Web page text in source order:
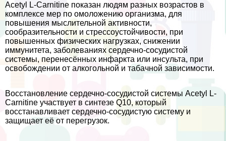
Acetyl L-Carnitine показан людям разных возрастов в
комплексе мер по омоложению организма, для
повышения мыслительной активности,
сообразительности и стрессоустойчивости, при
повышенных физических нагрузках, снижении
иммунитета, заболеваниях сердечно-сосудистой
системы, перенесённых инфаркта или инсульта, при
освобождении от алкогольной и табачной зависимости.
Восстановление сердечно-сосудистой системы Acetyl L-
Carnitine участвует в синтезе Q10, который
восстанавливает сердечно-сосудистую систему и
защищает её от перегрузок.